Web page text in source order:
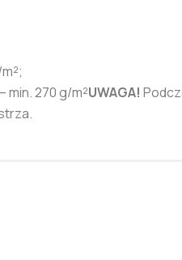
270 g/m²UWAGA!